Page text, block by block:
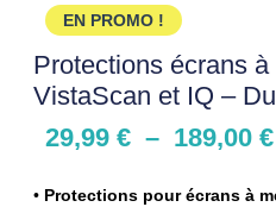
EN PROMO !
Protections écrans
VistaScan et IQ –
29,99 € – 189,00 €
• Protections pour écrans à